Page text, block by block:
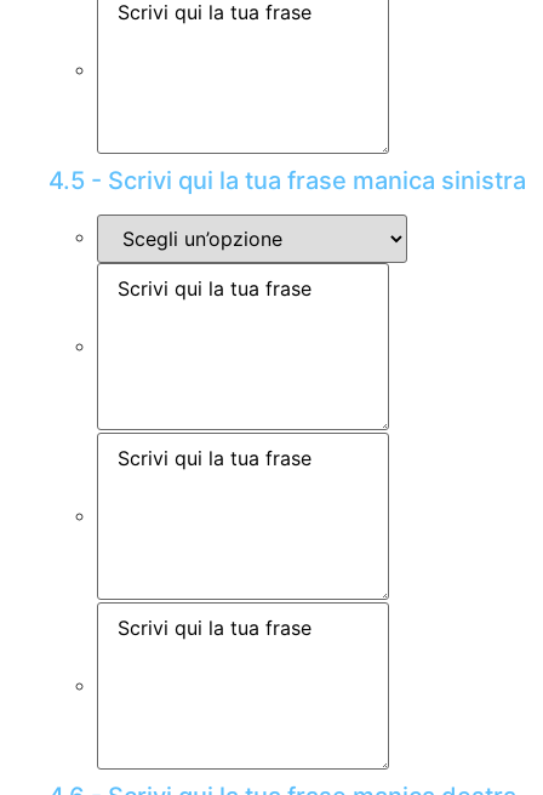
4.5 - Scrivi qui la tua frase manica sinistra